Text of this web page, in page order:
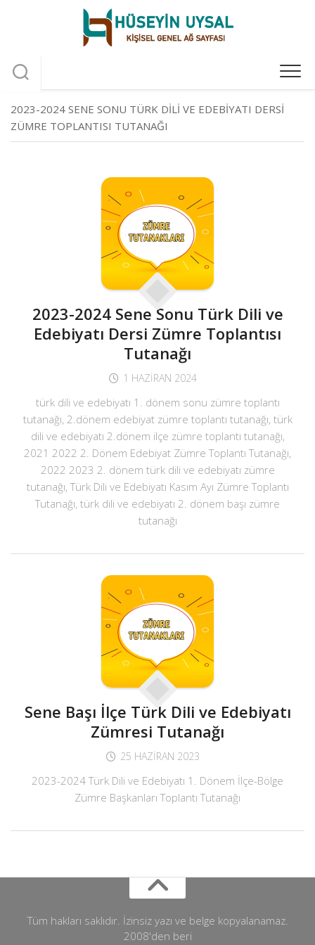
2023-2024 SENE SONU TÜRK DILI VE EDEBIYATI DERSI
ZÜMRE TOPLANTISI TUTANAĞI
2023-2024 Sene Sonu Türk Dili ve
Edebiyatı Dersi Zümre Toplantısı
Tutanağı
1 HAZIRAN 2024
türk dili ve edebiyatı 1. dönem sonu zümre toplantı
tutanağı, 2.dönem edebiyat zümre toplantı tutanağı, türk
dili ve edebiyatı 2.dönem ilçe zümre toplantı tutanağı,
2021 2022 2. Dönem Edebiyat Zümre Toplantı Tutanağı,
2022 2023 2. dönem türk dili ve edebiyatı zümre
tutanağı, Türk Dili ve Edebiyatı Kasım Ayı Zümre Toplantı
Tutanağı, türk dili ve edebiyatı 2. dönem başı zümre
tutanağı
Sene Başı İlçe Türk Dili ve Edebiyatı
Zümresi Tutanağı
25 HAZIRAN 2023
2023-2024 Türk Dili ve Edebiyatı 1. Dönem İlçe-Bölge
Zümre Başkanları Toplantı Tutanağı
Tüm hakları saklıdır. İzinsiz yazı ve belge kopyalanamaz.
2008'den beri